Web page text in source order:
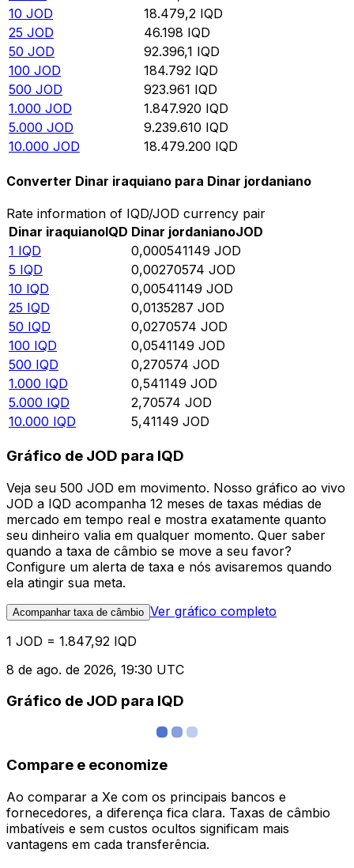
10 JOD 18.479,2 IQD
25 JOD 46.198 IQD
50 JOD 92.396,1 IQD
100 JOD 184.792 IQD
500 JOD 923.961 IQD
1.000 JOD 1.847.920 IQD
5.000 JOD 9.239.610 IQD
10.000 JOD 18.479.200 IQD
Converter Dinar iraquiano para Dinar jordaniano
Rate information of IQD/JOD currency pair
Dinar iraquianoIQD Dinar jordanianoJOD
1 IQD 0,000541149 JOD
5 IQD 0,00270574 JOD
10 IQD 0,00541149 JOD
25 IQD 0,0135287 JOD
50 IQD 0,0270574 JOD
100 IQD 0,0541149 JOD
500 IQD 0,270574 JOD
1.000 IQD 0,541149 JOD
5.000 IQD 2,70574 JOD
10.000 IQD 5,41149 JOD
Gráfico de JOD para IQD
Veja seu 500 JOD em movimento. Nosso gráfico ao vivo
JOD a IQD acompanha 12 meses de taxas médias de
mercado em tempo real e mostra exatamente quanto
seu dinheiro valia em qualquer momento. Quer saber
quando a taxa de câmbio se move a seu favor?
Configure um alerta de taxa e nós avisaremos quando
ela atingir sua meta.
Acompanhar taxa de câmbio Ver gráfico completo
1 JOD = 1.847,92 IQD
8 de ago. de 2026, 19:30 UTC
Gráfico de JOD para IQD
Compare e economize
Ao comparar a Xe com os principais bancos e
fornecedores, a diferença fica clara. Taxas de câmbio
imbatíveis e sem custos ocultos significam mais
vantagens em cada transferência.